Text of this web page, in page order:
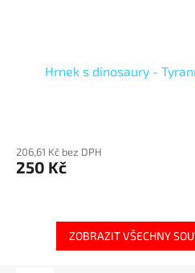
Hrnek s dinosaury -
206,61 Kč bez DPH
250 Kč
ZOBRAZIT VŠECHNY